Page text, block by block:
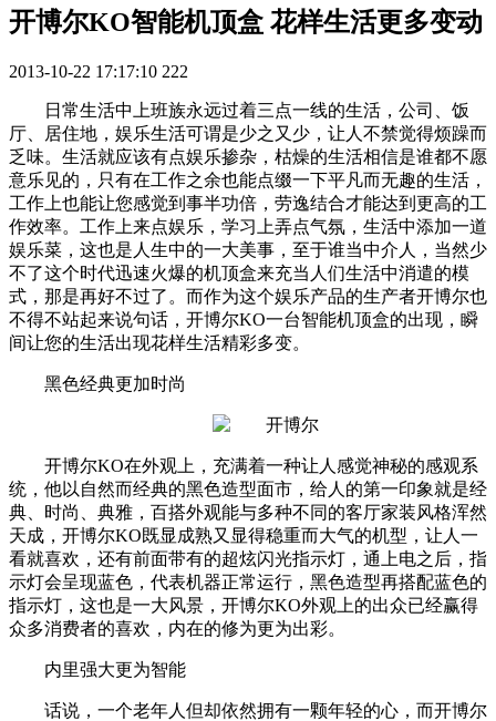
开博尔KO智能机顶盒 花样生活更多变动
2013-10-22 17:17:10 222
日常生活中上班族永远过着三点一线的生活，公司、饭
厅、居住地，娱乐生活可谓是少之又少，让人不禁觉得烦躁而
乏味。生活就应该有点娱乐掺杂，枯燥的生活相信是谁都不愿
意乐见的，只有在工作之余也能点缀一下平凡而无趣的生活，
工作上也能让您感觉到事半功倍，劳逸结合才能达到更高的工
作效率。工作上来点娱乐，学习上弄点气氛，生活中添加一道
娱乐菜，这也是人生中的一大美事，至于谁当中介人，当然少
不了这个时代迅速火爆的机顶盒来充当人们生活中消遣的模
式，那是再好不过了。而作为这个娱乐产品的生产者开博尔也
不得不站起来说句话，开博尔KO一台智能机顶盒的出现，瞬
间让您的生活出现花样生活精彩多变。
黑色经典更加时尚
开博尔KO在外观上，充满着一种让人感觉神秘的感观系
统，他以自然而经典的黑色造型面市，给人的第一印象就是经
典、时尚、典雅，百搭外观能与多种不同的客厅家装风格浑然
天成，开博尔KO既显成熟又显得稳重而大气的机型，让人一
看就喜欢，还有前面带有的超炫闪光指示灯，通上电之后，指
示灯会呈现蓝色，代表机器正常运行，黑色造型再搭配蓝色的
指示灯，这也是一大风景，开博尔KO外观上的出众已经赢得
众多消费者的喜欢，内在的修为更为出彩。
内里强大更为智能
话说，一个老年人但却依然拥有一颗年轻的心，而开博尔